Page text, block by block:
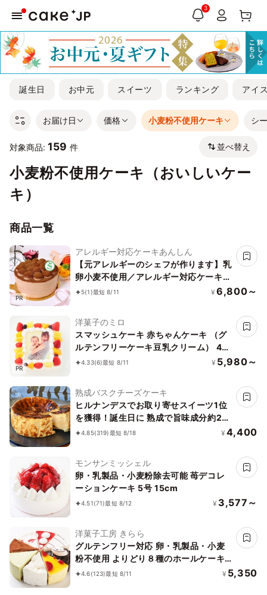
3
誕生日 お中元 スイーツ ランキング アイ
お届け日 価格 小麦粉不使用ケーキ シ
対象商品: 159 件 並べ替え
小麦粉不使用ケーキ（おいしいケー
キ）
商品一覧
PR
アレルギー対応ケーキあんしん
【元アレルギーのシェフが作ります】乳
卵小麦不使用／アレルギー対応ケーキ／
チョコレートケーキ4号（12cm）ヴィ
5(1)最短 8/11 ¥ 6,800～
PR
洋菓子のミロ
スマッシュケーキ 赤ちゃんケーキ （グ
ルテンフリーケーキ豆乳クリーム） 4号
12cm×12cm ベビー&キッズ
4.33(6)最短 8/11 ¥ 5,980～
熟成バスクチーズケーキ
ヒルナンデスでお取り寄せスイーツ1位
を獲得！誕生日に 熟成で旨味成分約2
倍！グルテンフリーの「熟成バスクチー
4.85(319)最短 8/18 ¥ 4,400
モンサンミッシェル
卵・乳製品・小麦粉除去可能 苺デコレ
ーションケーキ 5号 15cm
4.51(71)最短 8/12 ¥ 3,577～
洋菓子工房 きらら
グルテンフリー対応 卵・乳製品・小麦
粉不使用 よりどり８種のホールケーキ
5号 15cm
4.6(123)最短 8/11 ¥ 5,350